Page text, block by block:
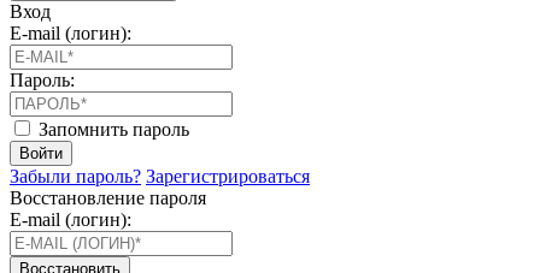
Вход
E-mail (логин):
Пароль:
Запомнить пароль
Войти
Забыли пароль? Зарегистрироваться
Восстановление пароля
E-mail (логин):
Восстановить